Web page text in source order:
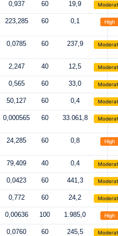
0,937 60 19,9
223,285 60 0,1 High
0,0785 60 237,9
2,247 40 12,5
0,565 60 33,0
50,127 60 0,4
0,000565 60 33.061,8
24,285 60 0,8 High
79,409 40 0,4
0,0423 60 441,3
0,772 60 24,2
0,00636 100 1.985,0 High
0,0760 60 245,5